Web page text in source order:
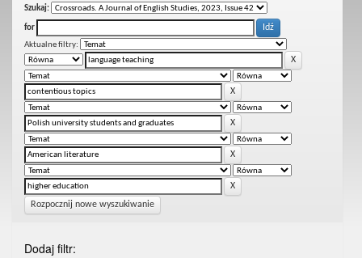
Szukaj:
for
Aktualne filtry:
Rozpocznij nowe wyszukiwanie
Dodaj filtr: